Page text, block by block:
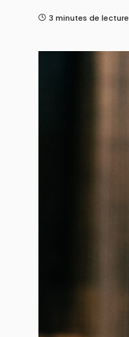
3 minutes de lecture